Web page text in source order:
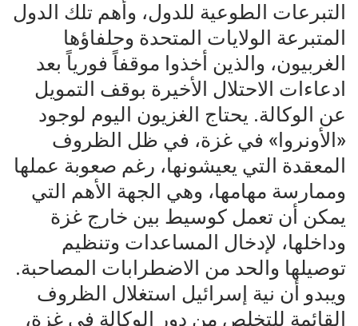
التبرعات الطوعية للدول، وأهم تلك الدول
المتبرعة الولايات المتحدة وحلفاؤها
الغربيون، والذين أخذوا موقفاً فورياً بعد
ادعاءات الاحتلال الأخيرة بوقف التمويل
عن الوكالة. يحتاج الغزيون اليوم لوجود
«الأونروا» في غزة، في ظل الظروف
المعقدة التي يعيشونها، رغم صعوبة عملها
وممارسة مهامها، وهي الجهة الأهم التي
يمكن أن تعمل كوسيط بين خارج غزة
وداخلها، لإدخال المساعدات وتنظيم
توصيلها والحد من الاضطرابات المصاحبة.
ويبدو أن نية إسرائيل استغلال الظروف
القائمة للتخلص من دور الوكالة في غزة،